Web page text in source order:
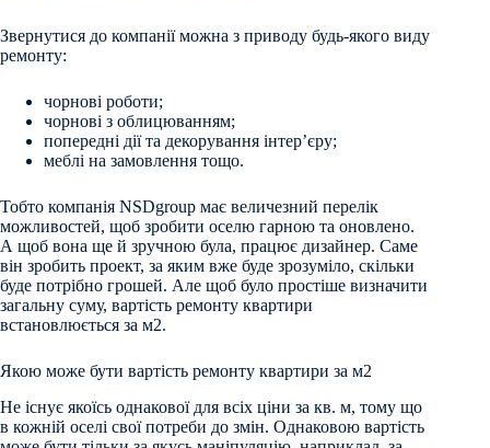
Звернутися до компанії можна з приводу будь-якого виду
ремонту:
чорнові роботи;
чорнові з облицюванням;
попередні дії та декорування інтер’єру;
меблі на замовлення тощо.
Тобто компанія NSDgroup має величезний перелік
можливостей, щоб зробити оселю гарною та оновлено.
А щоб вона ще й зручною була, працює дизайнер. Саме
він зробить проект, за яким вже буде зрозуміло, скільки
буде потрібно грошей. Але щоб було простіше визначити
загальну суму, вартість ремонту квартири
встановлюється за м2.
Якою може бути вартість ремонту квартири за м2
Не існує якоїсь однакової для всіх ціни за кв. м, тому що
в кожній оселі свої потреби до змін. Однаковою вартість